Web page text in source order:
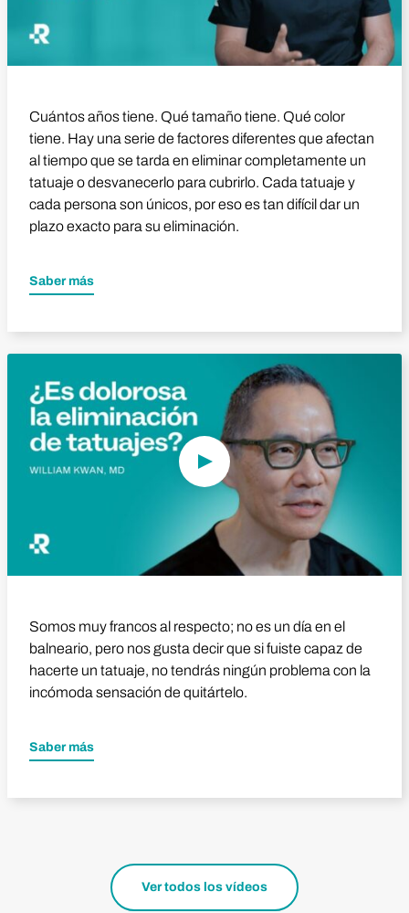
Cuántos años tiene. Qué tamaño tiene. Qué color
tiene. Hay una serie de factores diferentes que afectan
al tiempo que se tarda en eliminar completamente un
tatuaje o desvanecerlo para cubrirlo. Cada tatuaje y
cada persona son únicos, por eso es tan difícil dar un
plazo exacto para su eliminación.
Saber más
Reproducir vídeo
Somos muy francos al respecto; no es un día en el
balneario, pero nos gusta decir que si fuiste capaz de
hacerte un tatuaje, no tendrás ningún problema con la
incómoda sensación de quitártelo.
Saber más
Ver todos los vídeos